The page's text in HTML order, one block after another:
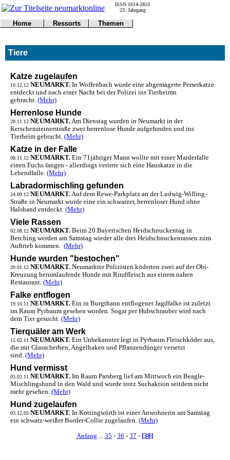
Tiere
Katze zugelaufen
10.12.12 NEUMARKT. In Woffenbach wurde eine abgemagerte Perserkatze
entdeckt und nach einer Nacht bei der Polizei ins Tierheimn
gebracht. (Mehr)
Herrenlose Hunde
28.11.12 NEUMARKT.Am Dienstag wurden in Neumarkt in der
Kerschensteinerstraße zwei herrenlose Hunde aufgefunden und ins
Tierheim gebracht. (Mehr)
Katze in der Falle
08.11.12 NEUMARKT. Ein 71jähriger Mann wollte mit einer Marderfalle
einen Fuchs fangen - allerdings verirrte sich eine Hauskatze in die
Lebendfalle. (Mehr)
Labradormischling gefunden
24.09.12 NEUMARKT.Auf dem Rewe-Parkplatz an der Ludwig-Wifling-
Straße in Neumarkt wurde eine ein schwarzer, herrenloser Hund ohne
Halsband entdeckt. (Mehr)
Viele Rassen
02.08.12 NEUMARKT. Beim 20.Bayerischen Heidschnuckentag in
Berching werden am Samstag wieder alle drei Heidschnuckenrassen zum
Auftrieb kommen. (Mehr)
Hunde wurden "bestochen"
20.01.12 NEUMARKT. Neumarkter Polizisten köderten zwei auf der Obi-
Kreuzung herumlaufende Hunde mit Rindfleisch aus einem nahen
Restaurant. (Mehr)
Falke entflogen
19.10.11 NEUMARKT. Ein in Burgthann entflogener Jagdfalke ist zuletzt
im Raum Pyrbaum gesehen worden. Sogar per Hubschrauber wird nach
dem Tier gesucht. (Mehr)
Tierquäler am Werk
15.02.11 NEUMARKT. Ein Unbekannter legt in Pyrbaum Fleischköder aus,
die mit Glasscherben, Angelhaken und Pflanzendünger versetzt
sind. (Mehr)
Hund vermisst
03.02.11 NEUMARKT. Im Raum Parsberg lief am Mittwoch ein Beagle-
Mischlingshund in den Wald und wurde trotz Suchaktion seitdem nicht
mehr gesehen. (Mehr)
Hund zugelaufen
03.12.05 NEUMARKT. In Kottingwörth ist einer Anwohnerin am Samstag
ein schwarz-weißer Border-Collie zugelaufen. (Mehr)
Anfang ... 35 - 36 - 37 - [38]
ISSN 1614-2853
23. Jahrgang
Home
Kontakt
Notfall
Ressorts
Kultur
Polizei
Wetter
Leser
Themen
Online
Tipps
Land
Freizeit
Schule
Eilmeldungen